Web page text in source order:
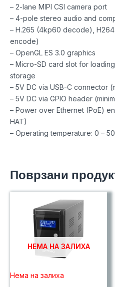
– 2-lane MIPI CSI camera port
– 4-pole stereo audio and
– H.265 (4kp60 decode),
encode)
– OpenGL ES 3.0 graphics
– Micro-SD card slot for
storage
– 5V DC via USB-C connector
– 5V DC via GPIO header
– Power over Ethernet (PoE)
HAT)
– Operating temperature: 0 –
Поврзани
НЕМА НА ЗАЛИХА
Нема на залиха